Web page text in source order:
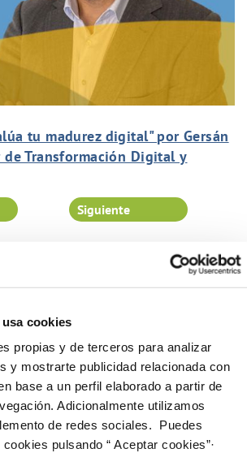
cookies
propias y de terceros para analizar
y mostrarte publicidad relacionada con
base a un perfil elaborado a partir de
Adicionalmente utilizamos
de redes sociales. Puedes
pulsando “ Aceptar cookies”·
tu madurez digital" por Gersán
Transformación Digital y
Página 84 de 102
Siguiente